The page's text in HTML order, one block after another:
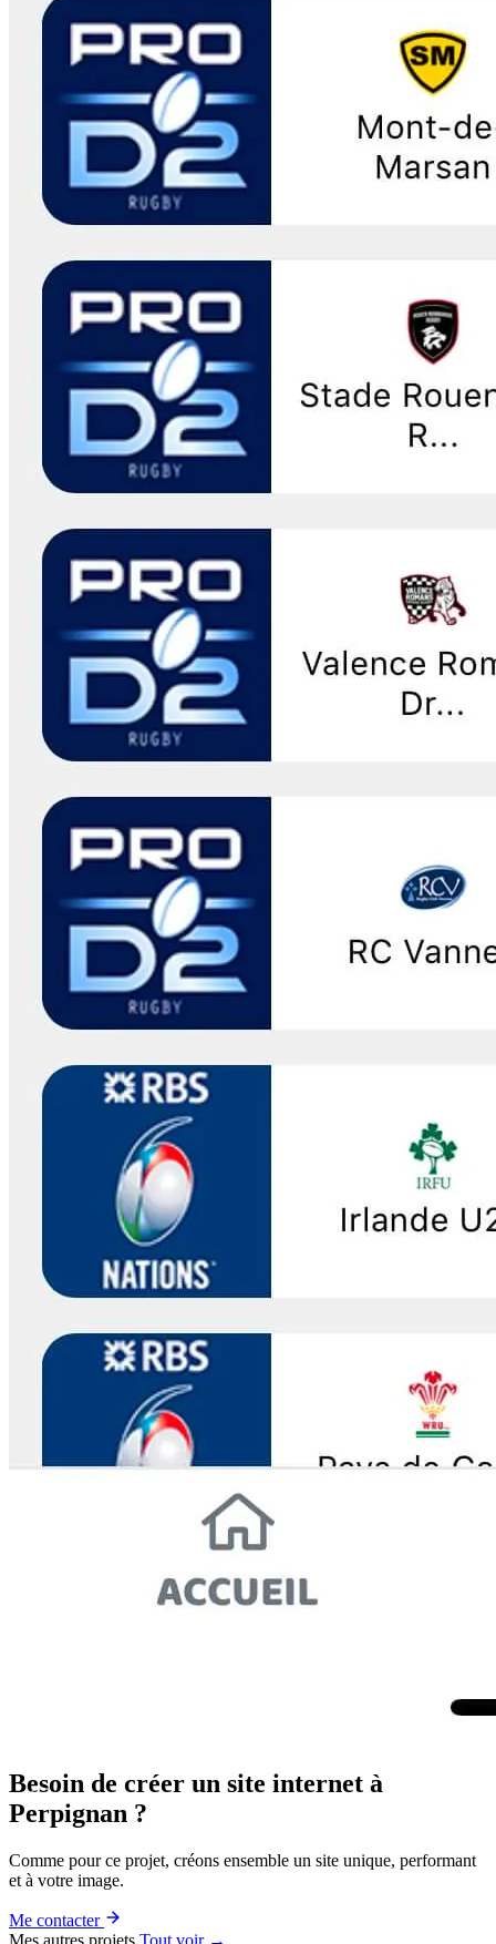
Besoin de créer un site internet à
Perpignan ?
Comme pour ce projet, créons ensemble un site unique, performant
et à votre image.
Me contacter
Mes autres projets Tout voir →